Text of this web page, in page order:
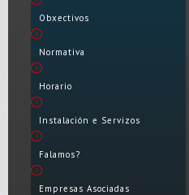
Obxectivos
Normativa
Horario
Instalación e Servizos
Falamos?
Empresas Asociadas